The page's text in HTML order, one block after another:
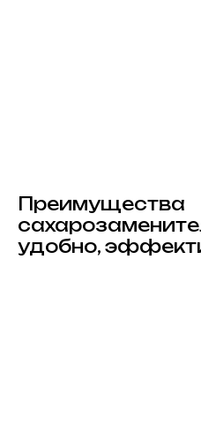
Преимущества
удобно,